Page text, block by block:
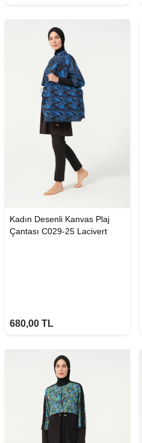
Kadın Desenli Kanvas Plaj
Çantası C029-25 Lacivert
680,00 TL